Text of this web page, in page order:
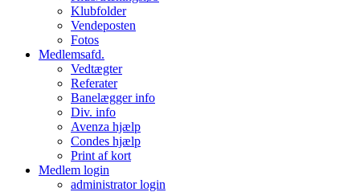
Klubfolder
Vendeposten
Fotos
Medlemsafd.
Vedtægter
Referater
Banelægger info
Div. info
Avenza hjælp
Condes hjælp
Print af kort
Medlem login
administrator login